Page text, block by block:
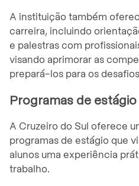
A instituição também
carreira, incluindo
e palestras com
visando aprimorar as
prepará-los para os
Programas de estágio
A Cruzeiro do Sul oferece
programas de estágio que
alunos uma experiência
trabalho.